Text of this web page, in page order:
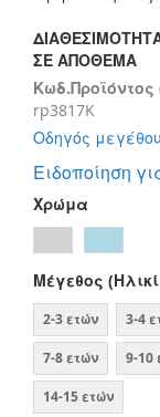
gallery
ΣΕ ΑΠΌΘΕΜΑ
Κωδ.Προϊόντος
rp3817K
Οδηγός
Ειδοποίηση
Χρώμα
Μέγεθος
2-3 ετών 3-4
7-8 ετών 9-10
14-15 ετών